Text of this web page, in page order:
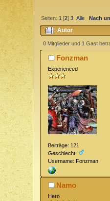
Seiten: 1 [2]3 Alle Nach
Autor
0 Mitglieder und 1 Gast
Fonzman
Experienced
Beiträge: 121
Geschlecht:
Username: Fonzman
Namo
Hero